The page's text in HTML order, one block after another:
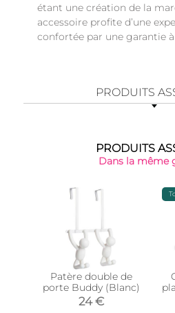
étant une création de la
accessoire profite d’une
confortée par une garantie à
PRODUITS
PRODUITS
Dans la même
Patère double de
porte Buddy (Blanc)
24 €